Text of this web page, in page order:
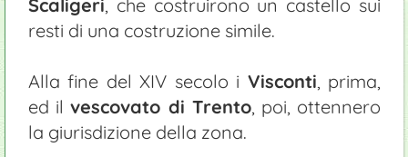
Scaligeri, che costruirono un castello sui
resti di una costruzione simile.
Alla fine del XIV secolo i Visconti, prima,
ed ilvescovato di Trento, poi, ottennero
la giurisdizione della zona.